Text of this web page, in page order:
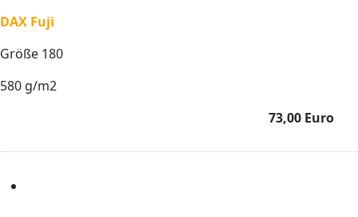
DAX Fuji
Größe 180
580 g/m2
73,00 Euro